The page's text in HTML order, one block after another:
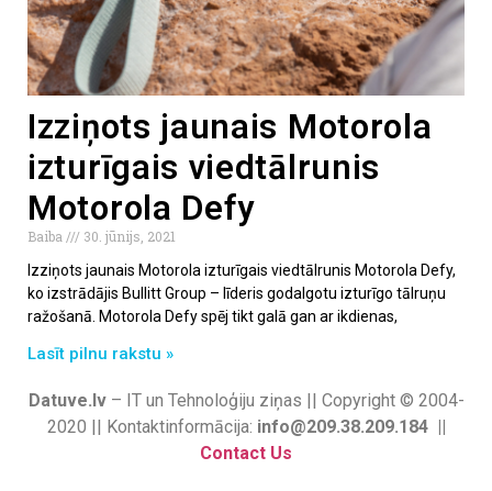
Izziņots jaunais Motorola
izturīgais viedtālrunis
Motorola Defy
Baiba
30. jūnijs, 2021
Izziņots jaunais Motorola izturīgais viedtālrunis Motorola Defy,
ko izstrādājis Bullitt Group – līderis godalgotu izturīgo tālruņu
ražošanā. Motorola Defy spēj tikt galā gan ar ikdienas,
Lasīt pilnu rakstu »
Datuve.lv– IT un Tehnoloģiju ziņas || Copyright © 2004-
2020 || Kontaktinformācija: info@209.38.209.184 ||
Contact Us